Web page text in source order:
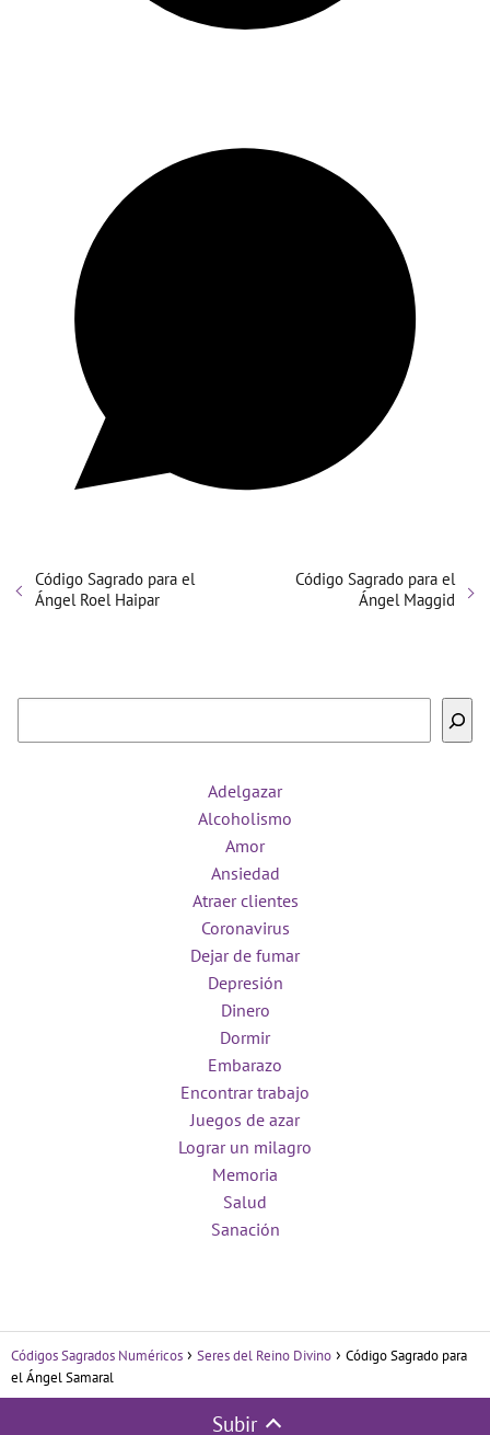
Código Sagrado para el
Ángel Roel Haipar
Código Sagrado para el
Ángel Maggid
Adelgazar
Alcoholismo
Amor
Ansiedad
Atraer clientes
Coronavirus
Dejar de fumar
Depresión
Dinero
Dormir
Embarazo
Encontrar trabajo
Juegos de azar
Lograr un milagro
Memoria
Salud
Sanación
Códigos Sagrados Numéricos Seres del Reino Divino
Código Sagrado para
el Ángel Samaral
Subir